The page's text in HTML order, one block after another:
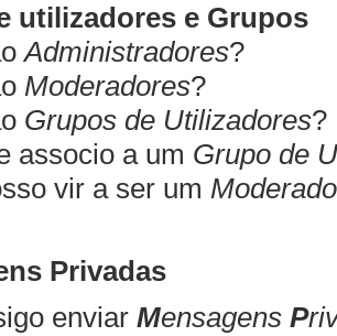
utilizadores e Grupos
Administradores?
Moderadores?
Grupos de Utilizadores?
associo a um Grupo de
vir a ser um
Privadas
enviar Mensagens P